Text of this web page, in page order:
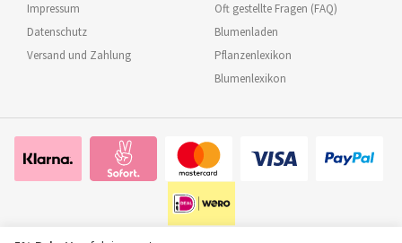
Impressum
Datenschutz
Versand und Zahlung
Oft gestellte Fragen (FAQ)
Blumenladen
Pflanzenlexikon
Blumenlexikon